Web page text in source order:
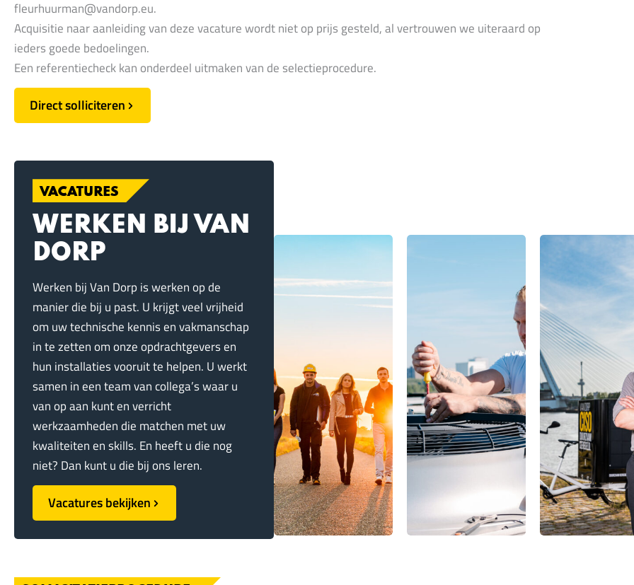
fleurhuurman@vandorp.eu.
Acquisitie naar aanleiding van deze vacature wordt niet op prijs gesteld, al vertrouwen we uiteraard op
ieders goede bedoelingen.
Een referentiecheck kan onderdeel uitmaken van de selectieprocedure.
Direct solliciteren
VACATURES
WERKEN BIJ VAN
DORP
Werken bij Van Dorp is werken op de
manier die bij u past. U krijgt veel vrijheid
om uw technische kennis en vakmanschap
in te zetten om onze opdrachtgevers en
hun installaties vooruit te helpen. U werkt
samen in een team van collega’s waar u
van op aan kunt en verricht
werkzaamheden die matchen met uw
kwaliteiten en skills. En heeft u die nog
niet? Dan kunt u die bij ons leren.
Vacatures bekijken